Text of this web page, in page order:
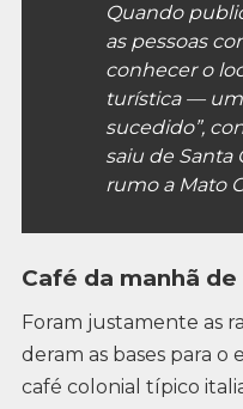
Quando
as pessoas
conhecer o
turística —
sucedido”,
saiu de Santa
rumo a Mato
Café da manhã de
Foram justamente as
deram as bases para
café colonial típico